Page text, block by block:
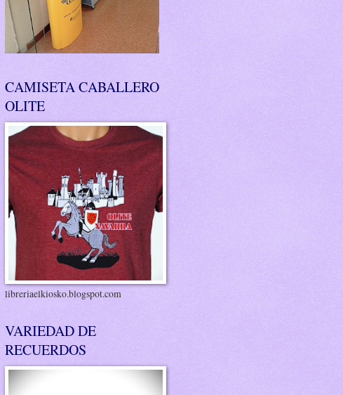
CAMISETA CABALLERO
OLITE
libreriaelkiosko.blogspot.com
VARIEDAD DE
RECUERDOS